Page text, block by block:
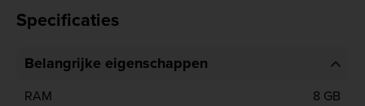
Specificaties
Belangrijke eigenschappen
RAM
8 GB